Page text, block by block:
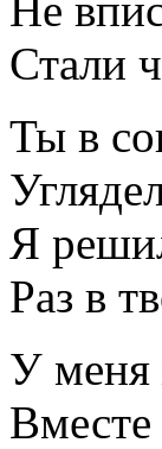
Стали
Ты в
Я
Раз в
У меня